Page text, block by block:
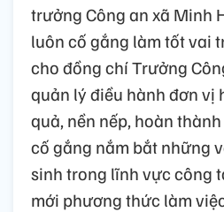
trưởng Công an xã Minh
luôn cố gắng làm tốt vai
cho đồng chí Trưởng
quản lý điều hành đơn vị
quả, nền nếp, hoàn
cố gắng nắm bắt những
sinh trong lĩnh vực công
mới phương thức làm